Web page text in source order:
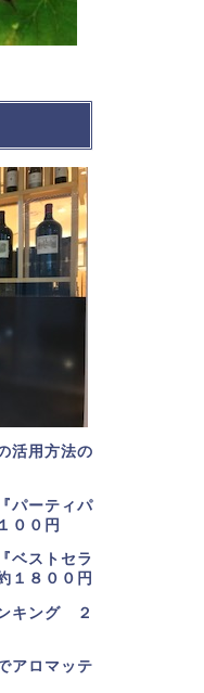
活用方法の
パーティパ
００円
ベストセラ
１８００円
キング ２
アロマッテ